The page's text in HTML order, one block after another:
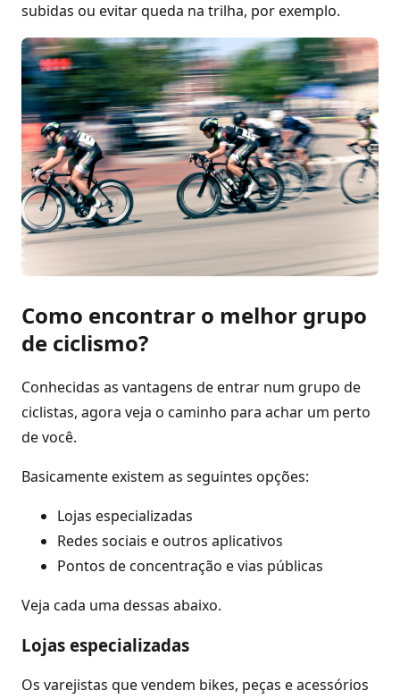
subidas ou evitar queda na trilha, por exemplo.
Como encontrar o melhor grupo
de ciclismo?
Conhecidas as vantagens de entrar num grupo de
ciclistas, agora veja o caminho para achar um perto
de você.
Basicamente existem as seguintes opções:
Lojas especializadas
Redes sociais e outros aplicativos
Pontos de concentração e vias públicas
Veja cada uma dessas abaixo.
Lojas especializadas
Os varejistas que vendem bikes, peças e acessórios